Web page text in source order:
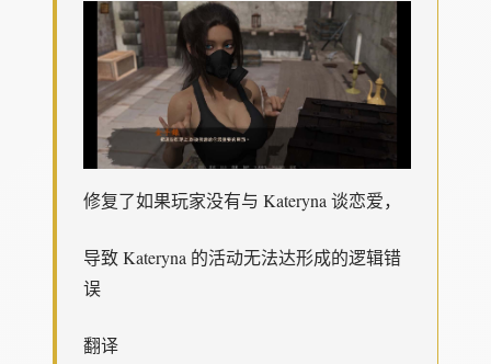
修复了如果玩家没有与 Kateryna 谈恋爱，
导致 Kateryna 的活动无法达形成的逻辑错
误
翻译